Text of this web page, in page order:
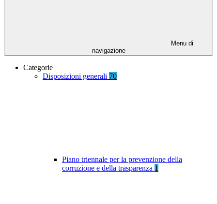
Menu di
navigazione
Categorie
Disposizioni generali 70
Piano triennale per la prevenzione della
corruzione e della trasparenza 1